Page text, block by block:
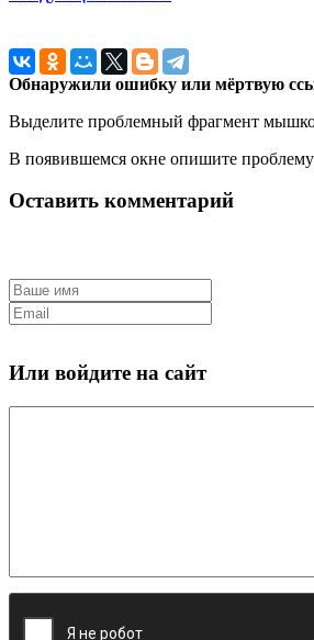
Обнаружили ошибку или мёртвую
Выделите проблемный фрагмент
В появившемся окне опишите
Оставить комментарий
Или войдите на сайт